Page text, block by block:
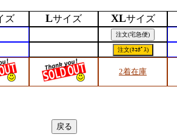
ズ Lサイズ XLサイズ
2着在庫